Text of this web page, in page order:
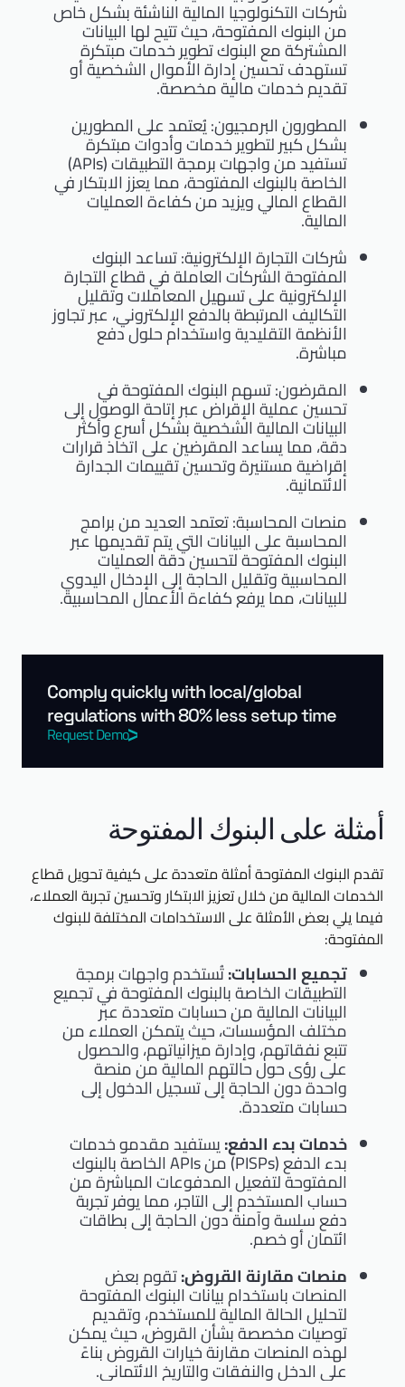
شركات التكنولوجيا المالية الناشئة بشكل خاص
من البنوك المفتوحة، حيث تتيح لها البيانات
المشتركة مع البنوك تطوير خدمات مبتكرة
تستهدف تحسين إدارة الأموال الشخصية أو
تقديم خدمات مالية مخصصة.
المطورون البرمجيون: يُعتمد على المطورين
بشكل كبير لتطوير خدمات وأدوات مبتكرة
تستفيد من واجهات برمجة التطبيقات (APIs)
الخاصة بالبنوك المفتوحة، مما يعزز الابتكار في
القطاع المالي ويزيد من كفاءة العمليات
المالية.
شركات التجارة الإلكترونية: تساعد البنوك
المفتوحة الشركات العاملة في قطاع التجارة
الإلكترونية على تسهيل المعاملات وتقليل
التكاليف المرتبطة بالدفع الإلكتروني، عبر تجاوز
الأنظمة التقليدية واستخدام حلول دفع
مباشرة.
المقرضون: تسهم البنوك المفتوحة في
تحسين عملية الإقراض عبر إتاحة الوصول إلى
البيانات المالية الشخصية بشكل أسرع وأكثر
دقة، مما يساعد المقرضين على اتخاذ قرارات
إقراضية مستنيرة وتحسين تقييمات الجدارة
الائتمانية.
منصات المحاسبة: تعتمد العديد من برامج
المحاسبة على البيانات التي يتم تقديمها عبر
البنوك المفتوحة لتحسين دقة العمليات
المحاسبية وتقليل الحاجة إلى الإدخال اليدوي
للبيانات، مما يرفع كفاءة الأعمال المحاسبية.
Comply quickly with local/global
regulations with 80% less setup time
Request Demo
أمثلة على البنوك المفتوحة
تقدم البنوك المفتوحة أمثلة متعددة على كيفية تحويل قطاع
الخدمات المالية من خلال تعزيز الابتكار وتحسين تجربة العملاء،
فيما يلي بعض الأمثلة على الاستخدامات المختلفة للبنوك
المفتوحة:
تجميع الحسابات:تُستخدم واجهات برمجة
التطبيقات الخاصة بالبنوك المفتوحة في تجميع
البيانات المالية من حسابات متعددة عبر
مختلف المؤسسات، حيث يتمكن العملاء من
تتبع نفقاتهم، وإدارة ميزانياتهم، والحصول
على رؤى حول حالتهم المالية من منصة
واحدة دون الحاجة إلى تسجيل الدخول إلى
حسابات متعددة.
خدمات بدء الدفع:يستفيد مقدمو خدمات
بدء الدفع (PISPs) من APIs الخاصة بالبنوك
المفتوحة لتفعيل المدفوعات المباشرة من
حساب المستخدم إلى التاجر، مما يوفر تجربة
دفع سلسة وآمنة دون الحاجة إلى بطاقات
ائتمان أو خصم.
منصات مقارنة القروض:تقوم بعض
المنصات باستخدام بيانات البنوك المفتوحة
لتحليل الحالة المالية للمستخدم، وتقديم
توصيات مخصصة بشأن القروض، حيث يمكن
لهذه المنصات مقارنة خيارات القروض بناءً
على الدخل والنفقات والتاريخ الائتماني.